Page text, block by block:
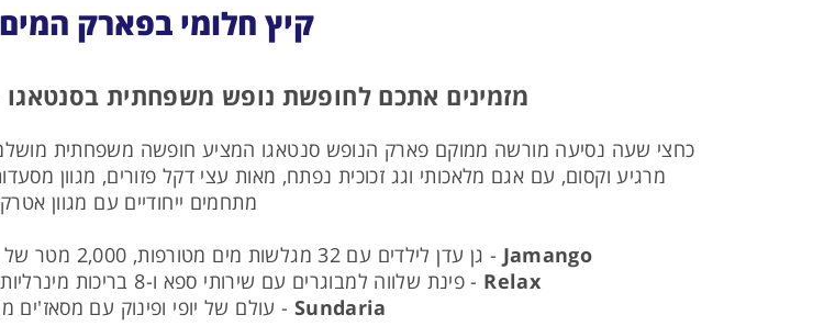
קיץ חלומי בפארק
מזמינים אתכם לחופשת נופש משפחתית בסנטאגו
מרגיע וקסום, עם אגם מלאכותי וגג זכוכית נפתח, מאות עצי דקל פזורים, מגוון
מתחמים ייחודיים עם מגוון
Jamango - גן עדן לילדים עם 32 מגלשות מים מטורפות, 2,000 מטר של בריכות, כולל בריכות גלים, נהרות זרם, משחקי מים ועוד.
Relax - פינת שלווה למבוגרים עם שירותי ספא ו-8 בריכות מינרליות תרפיות, 15 סאונות יוקרתיות, ג'קוזי מפנקים ועוד.
Sundaria - עולם של יופי ופינוק עם מסאז'ים